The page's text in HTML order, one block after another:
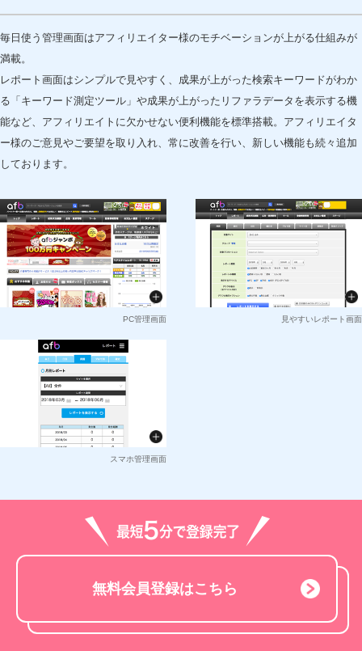
毎日使う管理画面はアフィリエイター様のモチベーションが上がる仕組みが
満載。
レポート画面はシンプルで見やすく、成果が上がった検索キーワードがわか
る「キーワード測定ツール」や成果が上がったリファラデータを表示する機
能など、アフィリエイトに欠かせない便利機能を標準搭載。アフィリエイタ
ー様のご意見やご要望を取り入れ、常に改善を行い、新しい機能も続々追加
しております。
PC管理画面 見やすいレポート画面
スマホ管理画面
無料会員登録はこちら